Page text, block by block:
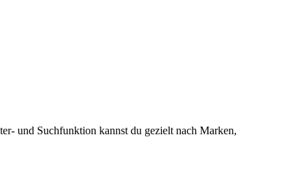
und Suchfunktion kannst du gezielt nach Marken,